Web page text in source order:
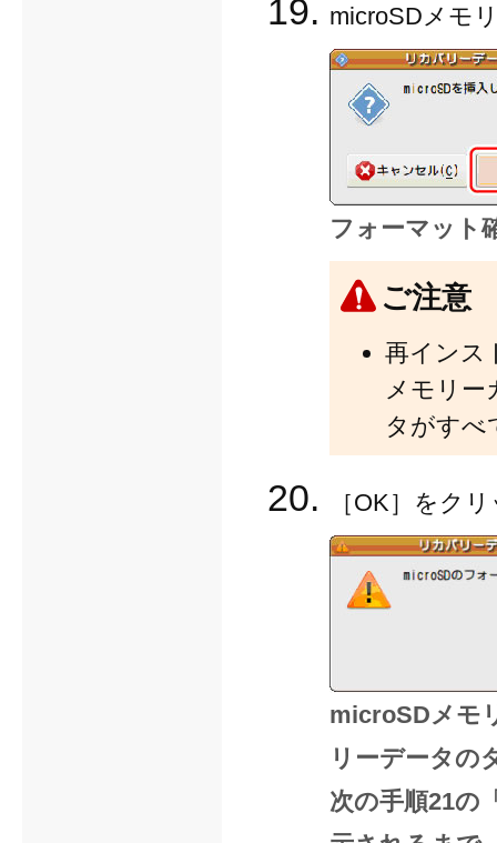
microSDメモ
フォーマット
ご注意
再インス
メモリー
タがすべ
［OK］をク
microSDメモ
リーデータの
次の手順21の